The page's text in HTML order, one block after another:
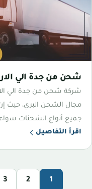
شحن من جدة الي
شركة شحن من جدة الي
مجال الشحن البري، حيث
جميع أنواع الشحنات
اقرأ التفاصيل
1
2
3